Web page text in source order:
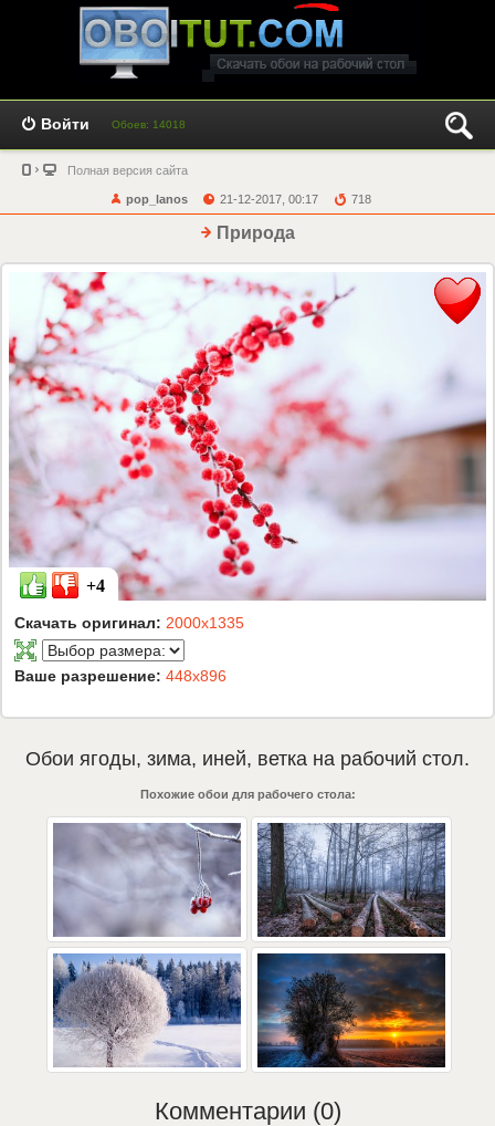
Войти Обоев: 14018
Полная версия сайта
pop_lanos 21-12-2017, 00:17 718
Природа
+4
Скачать оригинал: 2000x1335
Ваше разрешение: 448x896
Обои ягоды, зима, иней, ветка на рабочий стол.
Похожие обои для рабочего стола:
Комментарии (0)